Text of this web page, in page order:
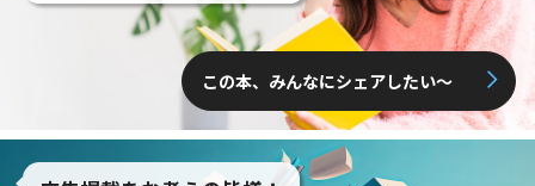
この本、みんなにシェアしたい〜